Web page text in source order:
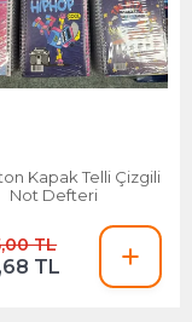
Kapak Telli Çizgili
Not Defteri
TL
TL